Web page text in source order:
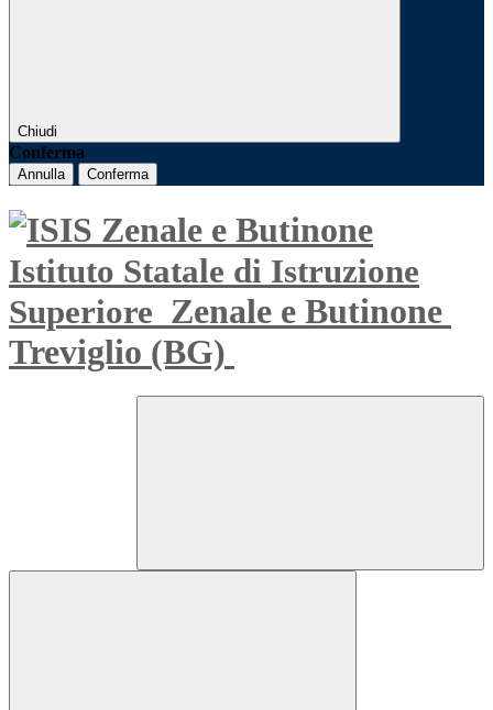
Chiudi
Conferma
Annulla Conferma
Istituto Statale di Istruzione
Superiore Zenale e Butinone
Treviglio (BG)